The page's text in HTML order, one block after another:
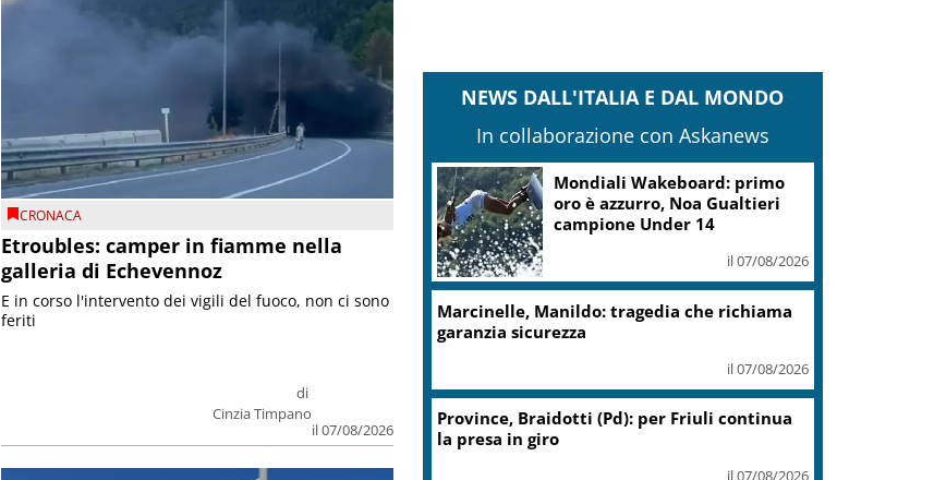
CRONACA
Etroubles: camper in fiamme nella
galleria di Echevennoz
di
Cinzia Timpano
il 07/08/2026
E in corso l'intervento dei vigili del fuoco, non ci sono
feriti
NEWS DALL'ITALIA E DAL MONDO
In collaborazione con Askanews
Mondiali Wakeboard: primo
oro è azzurro, Noa Gualtieri
campione Under 14
il 07/08/2026
Marcinelle, Manildo: tragedia che richiama
garanzia sicurezza
il 07/08/2026
Province, Braidotti (Pd): per Friuli continua
la presa in giro
il 07/08/2026